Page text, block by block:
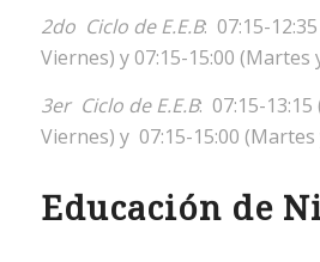
2do Ciclo de E.E.B: 07:15-
Viernes) y07:15-15:00 (Martes
3er Ciclo de E.E.B: 07:15-
Viernes) y 07:15-15:00 (Martes
Educación de